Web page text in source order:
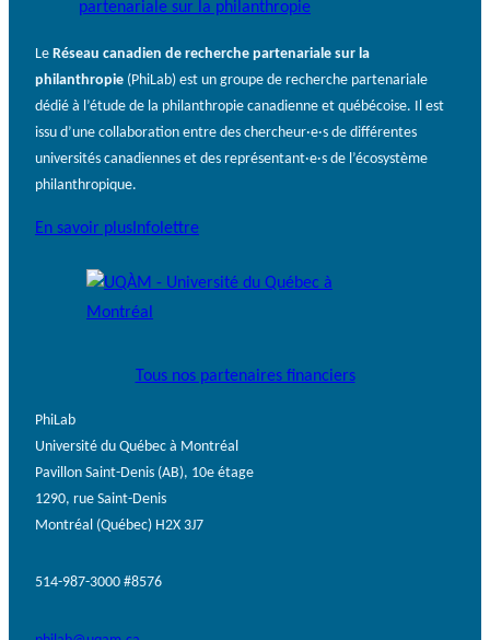
Le Réseau canadien de recherche partenariale sur la
philanthropie (PhiLab) est un groupe de recherche partenariale
dédié à l’étude de la philanthropie canadienne et québécoise. Il est
issu d’une collaboration entre des chercheur·e·s de différentes
universités canadiennes et des représentant·e·s de l’écosystème
philanthropique.
En savoir plus Infolettre
Tous nos partenaires financiers
PhiLab
Université du Québec à Montréal
Pavillon Saint-Denis (AB), 10e étage
1290, rue Saint-Denis
Montréal (Québec) H2X 3J7
514-987-3000 #8576